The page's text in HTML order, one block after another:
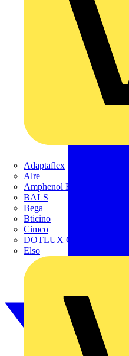
Adaptaflex
Alre
Amphenol FTG
BALS
Bega
Bticino
Cimco
DOTLUX GmbH
Elso